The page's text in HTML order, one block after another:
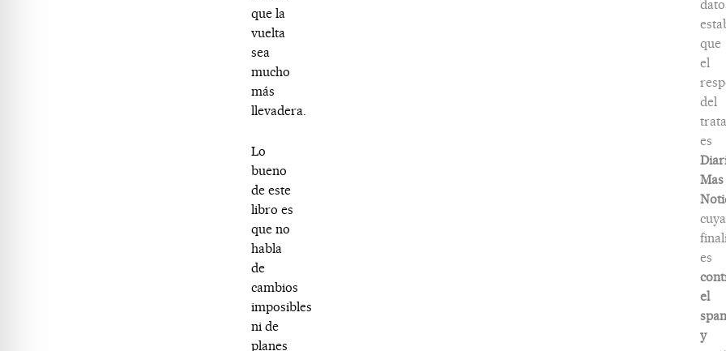
que la
vuelta
sea
mucho
más
llevadera.
Lo
bueno
de este
libro es
que no
habla
de
cambios
imposibles
ni de
planes
que
el
del
es
Mas
cuya
es
el
y